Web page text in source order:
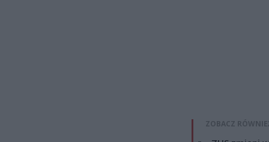
ZOBACZ